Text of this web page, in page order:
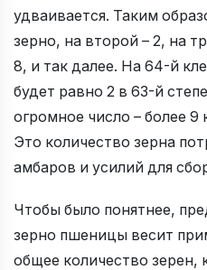
удваивается. Таким
зерно, на второй – 2, на
8, и так далее. На 64-й
будет равно 2 в 63-й
огромное число – более 9
Это количество зерна
амбаров и усилий для
Чтобы было понятнее,
зерно пшеницы весит
общее количество